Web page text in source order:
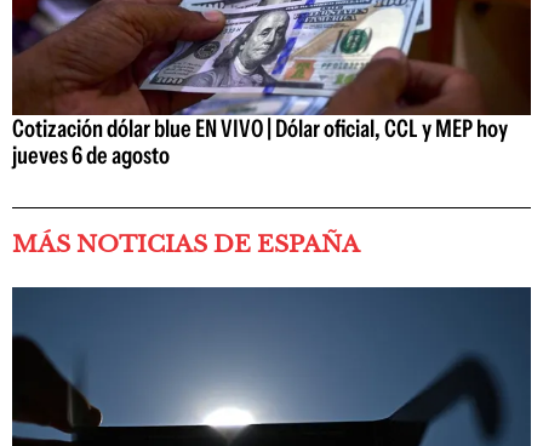
Cotización dólar blue EN VIVO | Dólar oficial, CCL y MEP hoy
jueves 6 de agosto
MÁS NOTICIAS DE ESPAÑA